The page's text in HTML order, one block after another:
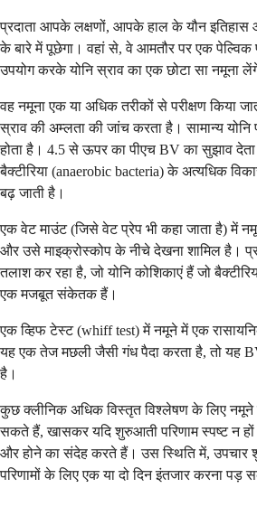
प्रदाता आपके लक्षणों, आपके हाल के यौन
के बारे में पूछेगा। वहां से, वे आमतौर पर एक पेल्विक
उपयोग करके योनि स्राव का एक छोटा सा नमूना
वह नमूना एक या अधिक तरीकों से परीक्षण किया
स्राव की अम्लता की जांच करता है। सामान्य
होता है। 4.5 से ऊपर का पीएच BV का सुझाव देता
बैक्टीरिया (anaerobic bacteria) के अत्यधिक
बढ़ जाती है।
एक वेट माउंट (जिसे वेट प्रेप भी कहा जाता है) में
और उसे माइक्रोस्कोप के नीचे देखना शामिल है।
तलाश कर रहा है, जो योनि कोशिकाएं हैं जो
एक मजबूत संकेतक हैं।
एक व्हिफ टेस्ट (whiff test) में नमूने में एक
यह एक तेज मछली जैसी गंध पैदा करता है, तो यह
है।
कुछ क्लीनिक अधिक विस्तृत विश्लेषण के लिए नमूने
सकते हैं, खासकर यदि शुरुआती परिणाम स्पष्ट न
और होने का संदेह करते हैं। उस स्थिति में,
परिणामों के लिए एक या दो दिन इंतजार करना पड़